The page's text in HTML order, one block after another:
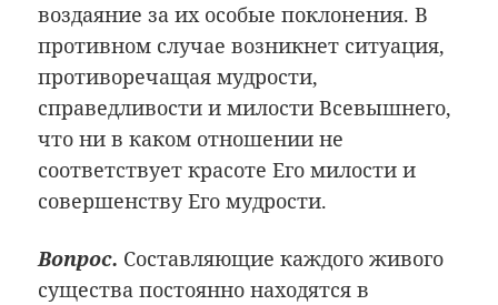
воздаяние за их особые поклонения. В
противном случае возникнет ситуация,
противоречащая мудрости,
справедливости и милости Всевышнего,
что ни в каком отношении не
соответствует красоте Его милости и
совершенству Его мудрости.
Вопрос. Составляющие каждого живого
существа постоянно находятся в